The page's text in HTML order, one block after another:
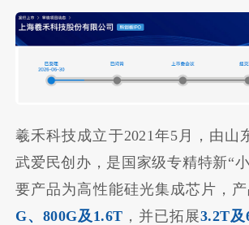
羲禾科技成立于2021年5月，由山
武爱民创办，是国家级专精特新“
要产品为高性能硅光集成芯片，
G、800G及1.6T ，并已拓展3.2T及